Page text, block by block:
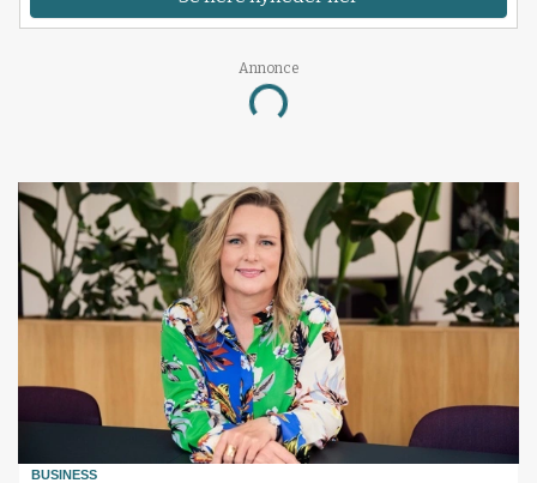
Annonce
Loading...
BUSINESS